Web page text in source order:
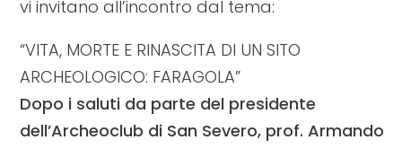
vi invitano all’incontro dal tema:
“VITA, MORTE E RINASCITA DI UN SITO
ARCHEOLOGICO: FARAGOLA”
Dopo i saluti da parte del presidente
dell’Archeoclub di San Severo, prof. Armando